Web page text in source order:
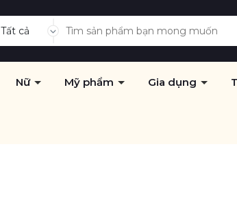
Tất cả
Nữ Mỹ phẩm Gia dụng